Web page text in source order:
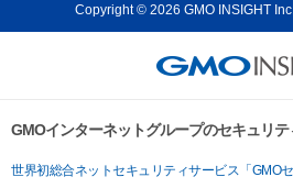
Copyright © 2026 GMO INSIGHT
GMOインターネットグループのセキュリ
世界初総合ネットセキュリティサービス「GMOセ